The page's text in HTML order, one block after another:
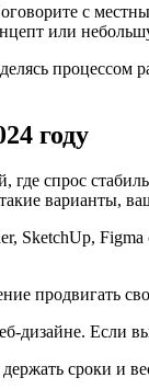
с
или
процессом
году
спрос
варианты,
SketchUp, Figma
продвигать
Если
сроки и